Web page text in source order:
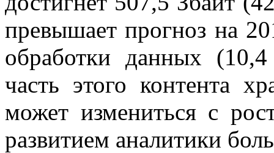
превышает прогноз на
обработки данных
часть этого контента
может измениться с
развитием аналитики